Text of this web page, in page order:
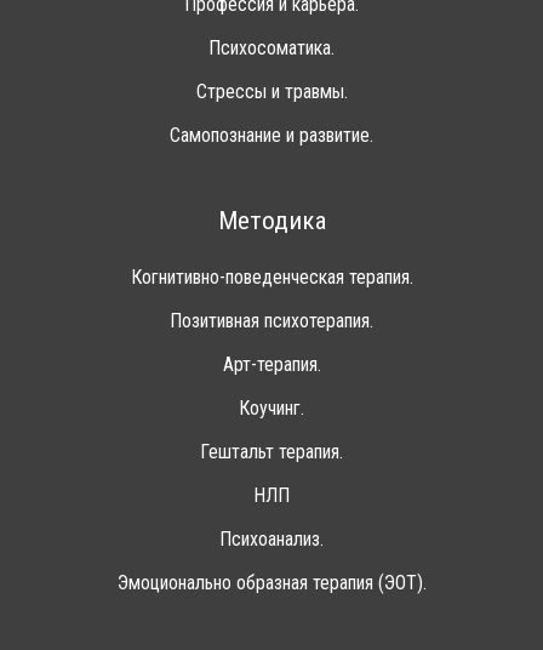
Профессия и карьера.
Психосоматика.
Стрессы и травмы.
Самопознание и развитие.
Методика
Когнитивно-поведенческая терапия.
Позитивная психотерапия.
Арт-терапия.
Коучинг.
Гештальт терапия.
НЛП
Психоанализ.
Эмоционально образная терапия (ЭОТ).